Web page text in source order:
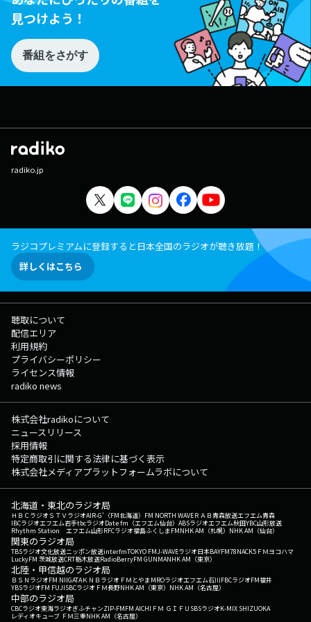
見つけよう！
番組をさがす
radiko.jp
ラジコプレミアムに登録すると日本全国のラジオが聴き放題！
詳しくはこちら
聴取について
配信エリア
利用規約
プライバシーポリシー
ライセンス情報
radiko news
株式会社radikoについて
ニュースリリース
採用情報
特定商取引に関する法律に基づく表示
株式会社メディアプラットフォームラボについて
北海道・東北のラジオ局
ＨＢＣラジオＳＴＶラジオAIR-G'（FM北海道） FM NORTH WAVEＲＡＢ青森放送エフエム青森
IBCラジオエフエム岩手tbcラジオDate fm（エフエム仙台） ABSラジオエフエム秋田YBC山形放送
Rhythm Station エフエム山形RFCラジオ福島ふくしまFMNHK AM（札幌） NHK AM（仙台）
関東のラジオ局
TBSラジオ文化放送ニッポン放送interfmTOKYO FMJ-WAVEラジオ日本BAYFM78NACK5 ＦＭヨコハマ
LuckyFM 茨城放送CRT栃木放送RadioBerryFM GUNMANHK AM（東京）
北陸・甲信越のラジオ局
ＢＳＮラジオFM NIIGATAＫＮＢラジオ ＦＭとやまMROラジオエフエム石川FBCラジオFM福井
YBSラジオFM FUJISBCラジオ ＦＭ長野NHK AM（東京） NHK AM（名古屋）
中部のラジオ局
CBCラジオ東海ラジオぎふチャンZIP-FMFM AICHI ＦＭ ＧＩＦＵ SBSラジオK-MIX SHIZUOKA
レディオキューブ ＦＭ三重NHK AM（名古屋）